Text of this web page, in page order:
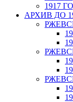
1917
АРХИВ ДО